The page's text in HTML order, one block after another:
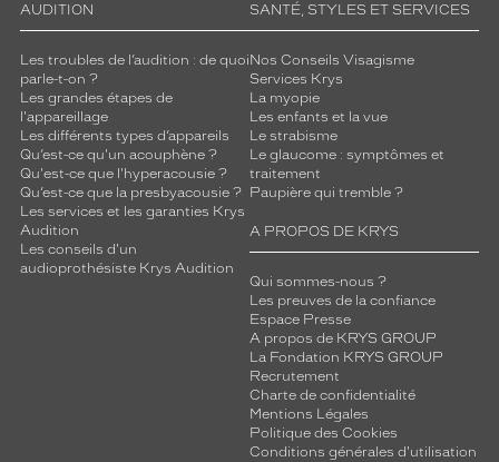
AUDITION
Les troubles de l’audition : de quoi
parle-t-on ?
Les grandes étapes de
l'appareillage
Les différents types d’appareils
Qu’est-ce qu'un acouphène ?
Qu'est-ce que l'hyperacousie ?
Qu’est-ce que la presbyacousie ?
Les services et les garanties Krys
Audition
Les conseils d'un
audioprothésiste Krys Audition
SANTÉ, STYLES ET SERVICES
Nos Conseils Visagisme
Services Krys
La myopie
Les enfants et la vue
Le strabisme
Le glaucome : symptômes et
traitement
Paupière qui tremble ?
A PROPOS DE KRYS
Qui sommes-nous ?
Les preuves de la confiance
Espace Presse
A propos de KRYS GROUP
La Fondation KRYS GROUP
Recrutement
Charte de confidentialité
Mentions Légales
Politique des Cookies
Conditions générales d'utilisation